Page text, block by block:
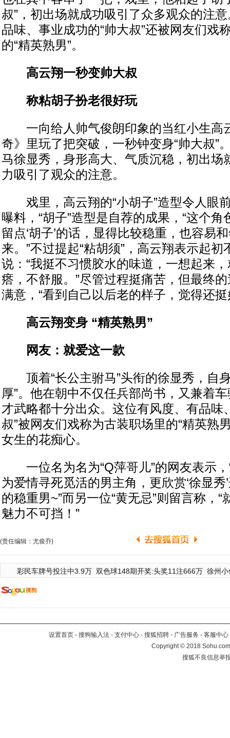
叔”，初出场就成功吸引了众多观众的注
品味、事业成功的“帅大叔”还被网友们戏
的“精英熟男”。
高云翔一秒变帅大叔
称粘胡子扮老很好玩
一向给人帅气俊朗印象的当红小生高
奇》里玩了把突破，一秒钟变身“帅大叔”
马徐显秀，身形高大、气质沉稳，初出场
力吸引了观众的注意。
戏里，高云翔的“小胡子”造型令人眼
曝料，“胡子”造型是自荐的成果，“这个
留点‘胡子’的话，显得比较稳重，也容易
来。”不过提起“粘胡须”，高云翔表示起
说：“我挺不习惯胶水的味道，一想起来
瘩，不舒服。”尽管过程挺痛苦，但最终
满意，“看到自己以后老的样子，觉得还挺
高云翔变身 “精英熟男”
网友：就爱这一款
顶着“长公主驸马”头衔的徐显秀，自
厚”。他在朝中不仅任兵部尚书，又兼着
才武略都十分出众。这位有风度、有品味
叔”被网友们戏称为古装职场里的“精英熟
女生的花痴心。
一位名为名为“Q萍哥儿”的网友表示，
为爱情寻死觅活的男主角，更欣赏‘徐显秀
的稳重男~”而另一位“黄无忌”则留言称，
魅力不可挡！”
(责任编辑：尤俊乔)
彩民车牌号投注中3.9万 双色球148期开奖:头奖11注666万 徐州
设置首页 - 搜狗输入法 - 支付中心 - 搜狐招聘 - 广告服务 - 客服中心
Copyright©2018
搜狐不良信息举